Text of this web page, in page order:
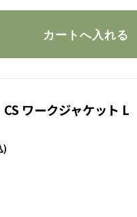
CS ワークジャケット L
)